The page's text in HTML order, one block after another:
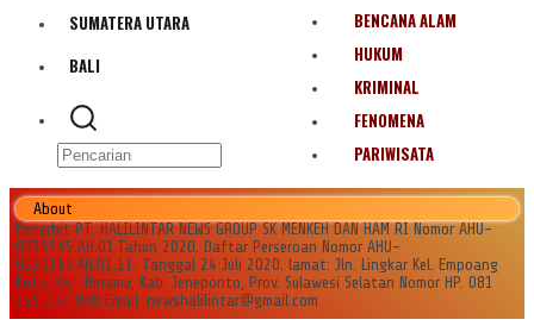
SUMATERA UTARA
BALI
BENCANA ALAM
HUKUM
KRIMINAL
FENOMENA
PARIWISATA
About
Penerbit PT. HALILINTAR NEWS GROUP SK MENKEH DAN HAM RI Nomor AHU-
0035545.AH.01.Tahun 2020. Daftar Perseroan Nomor AHU-
0120147.AH.01.11. Tanggal 24 Juli 2020. lamat: Jln. Lingkar Kel. Empoang
Kota, Kec. Binamu, Kab. Jeneponto, Prov. Sulawesi Selatan Nomor HP. 081
355 177 988 Email: newshalilintar@gmail.com